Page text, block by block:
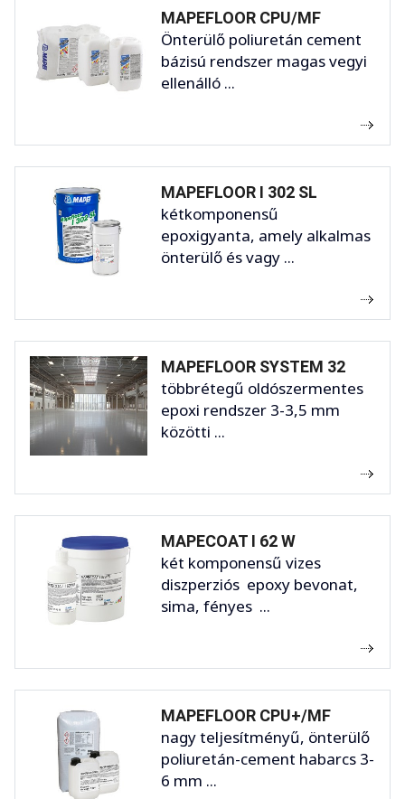
MAPEFLOOR CPU/MF
Önterülő poliuretán cement
bázisú rendszer magas vegyi
ellenálló ...
MAPEFLOOR I 302 SL
kétkomponensű
epoxigyanta, amely alkalmas
önterülő és vagy ...
MAPEFLOOR SYSTEM 32
többrétegű oldószermentes
epoxi rendszer 3-3,5 mm
közötti ...
MAPECOAT I 62 W
két komponensű vizes
diszperziós epoxy bevonat,
sima, fényes ...
MAPEFLOOR CPU+/MF
nagy teljesítményű, önterülő
poliuretán-cement habarcs 3-
6 mm ...